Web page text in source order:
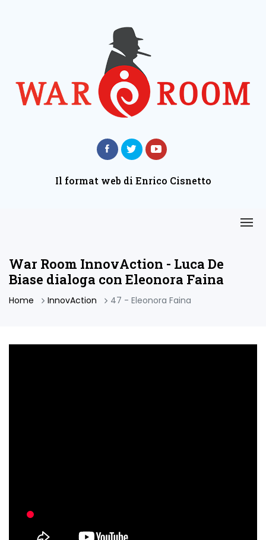
Il format web di Enrico Cisnetto
War Room InnovAction - Luca De
Biase dialoga con Eleonora Faina
Home InnovAction 47 - Eleonora Faina